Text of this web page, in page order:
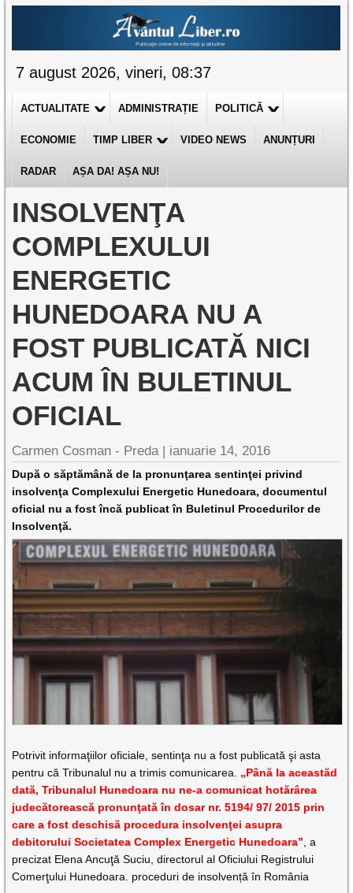
7 august 2026, vineri, 08:37
ACTUALITATE ADMINISTRAȚIE POLITICĂ
ECONOMIE TIMP LIBER VIDEO NEWS ANUNȚURI
RADAR AȘA DA! AȘA NU!
INSOLVENŢA
COMPLEXULUI
ENERGETIC
HUNEDOARA NU A
FOST PUBLICATĂ NICI
ACUM ÎN BULETINUL
OFICIAL
Carmen Cosman - Preda | ianuarie 14, 2016
După o săptămână de la pronunţarea sentinţei privind
insolvenţa Complexului Energetic Hunedoara, documentul
oficial nu a fost încă publicat în Buletinul Procedurilor de
Insolvenţă.
Potrivit informaţiilor oficiale, sentinţa nu a fost publicată şi asta
pentru că Tribunalul nu a trimis comunicarea. „Până la aceastăd
dată, Tribunalul Hunedoara nu ne-a comunicat hotărârea
judecătorească pronunţată în dosar nr. 5194/ 97/ 2015 prin
care a fost deschisă procedura insolvenţei asupra
debitorului Societatea Complex Energetic Hunedoara” , a
precizat Elena Ancuţă Suciu, directorul al Oficiului Registrului
Comerţului Hunedoara. proceduri de insolvență în România